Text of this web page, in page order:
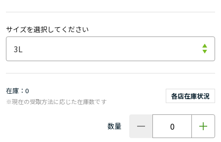
サイズを選択してください
在庫 0
各店在庫状況
※現在の受取方法に応じた在庫数です
数量